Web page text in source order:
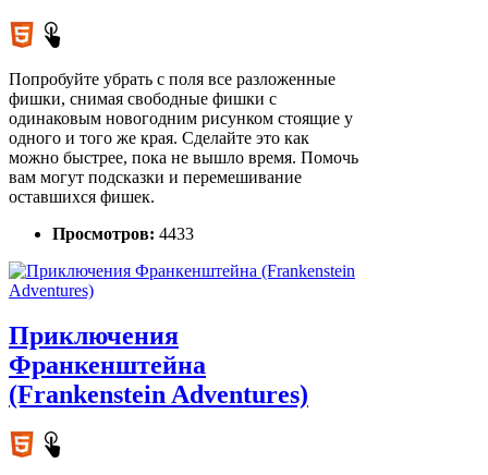
Попробуйте убрать с поля все разложенные
фишки, снимая свободные фишки с
одинаковым новогодним рисунком стоящие у
одного и того же края. Сделайте это как
можно быстрее, пока не вышло время. Помочь
вам могут подсказки и перемешивание
оставшихся фишек.
Просмотров: 4433
Приключения
Франкенштейна
(Frankenstein Adventures)